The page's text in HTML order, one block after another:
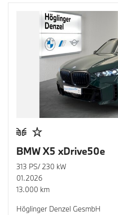
BMW X5 xDrive50e
313 PS/ 230 kW
01.2026
13.000 km
Höglinger Denzel GesmbH